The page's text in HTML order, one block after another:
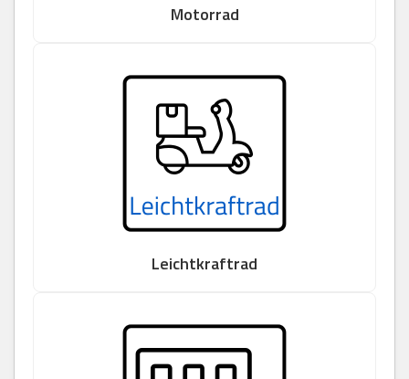
Motorrad
Leichtkraftrad